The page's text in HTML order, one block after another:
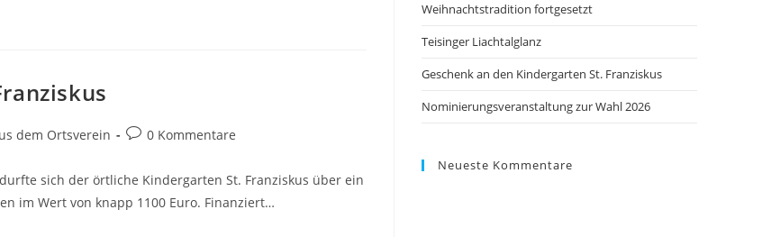
dem Ortsverein
Beitrags-
0 Kommentare
sich der örtliche Kindergarten St. Franziskus über ein
im Wert von knapp 1100 Euro. Finanziert…
Weihnachtstradition fortgesetzt
Teisinger Liachtalglanz
Geschenk an den Kindergarten St. Franziskus
Nominierungsveranstaltung zur Wahl 2026
Neueste Kommentare